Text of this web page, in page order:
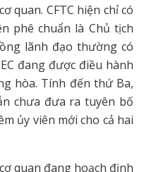
quan. CFTC hiện chỉ có
phê chuẩn là Chủ tịch
lãnh đạo thường có
đang được điều hành
hòa. Tính đến thứ Ba,
chưa đưa ra tuyên bố
ủy viên mới cho cả hai
quan đang hoạch định